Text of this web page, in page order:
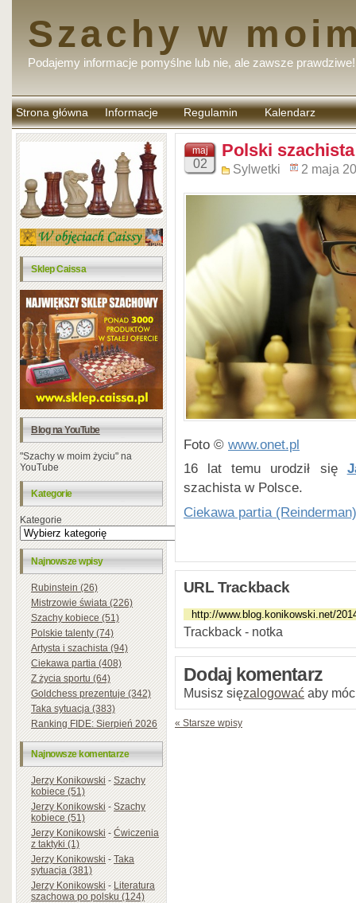
Szachy w
Podajemy informacje pomyślne lub nie, ale zawsze prawdziwe!
Strona główna Informacje Regulamin
komentarzy
Kalendarz
Sklep Caissa
Blog na YouTube
"Szachy w moim życiu" na
YouTube
Kategorie
Kategorie
Najnowsze wpisy
Rubinstein (26)
Mistrzowie świata (226)
Szachy kobiece (51)
Polskie talenty (74)
Artysta i szachista (94)
Ciekawa partia (408)
Z życia sportu (64)
Goldchess prezentuje (342)
Taka sytuacja (383)
Ranking FIDE: Sierpień 2026
Najnowsze komentarze
Jerzy Konikowski-Szachy
kobiece (51)
Jerzy Konikowski-Szachy
kobiece (51)
Jerzy Konikowski-Ćwiczenia
z taktyki (1)
Jerzy Konikowski-Taka
sytuacja (381)
Jerzy Konikowski-Literatura
szachowa po polsku (124)
maj
02
Polski
Sylwetki 2 maja
Foto © www.onet.pl
16 lat temu urodził się
szachista w Polsce.
Ciekawa partia (Reinderman)
URL Trackback
Trackback - notka
Dodaj komentarz
Musisz sięzalogować aby
« Starsze wpisy